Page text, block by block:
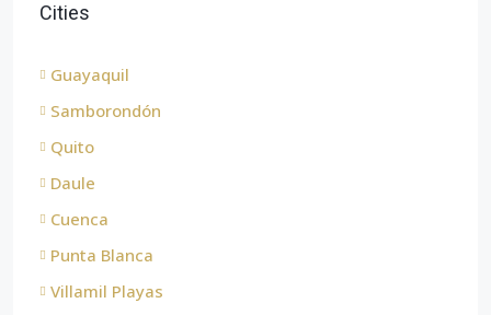
Cities
Guayaquil
Samborondón
Quito
Daule
Cuenca
Punta Blanca
Villamil Playas